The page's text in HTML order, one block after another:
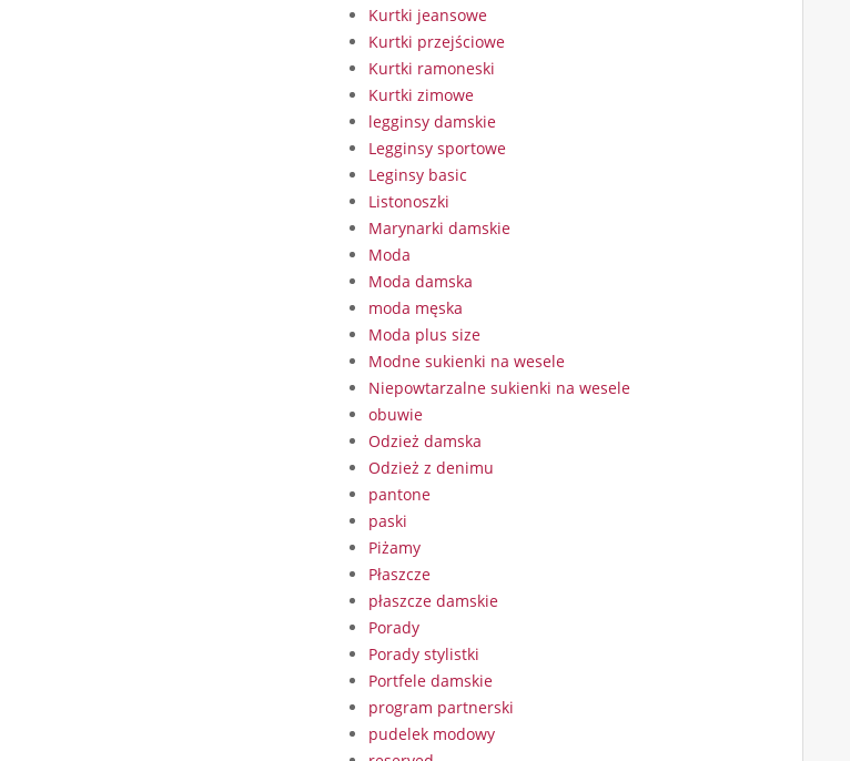
Kurtki jeansowe
Kurtki przejściowe
Kurtki ramoneski
Kurtki zimowe
legginsy damskie
Legginsy sportowe
Leginsy basic
Listonoszki
Marynarki damskie
Moda
Moda damska
moda męska
Moda plus size
Modne sukienki na wesele
Niepowtarzalne sukienki na wesele
obuwie
Odzież damska
Odzież z denimu
pantone
paski
Piżamy
Płaszcze
płaszcze damskie
Porady
Porady stylistki
Portfele damskie
program partnerski
pudelek modowy